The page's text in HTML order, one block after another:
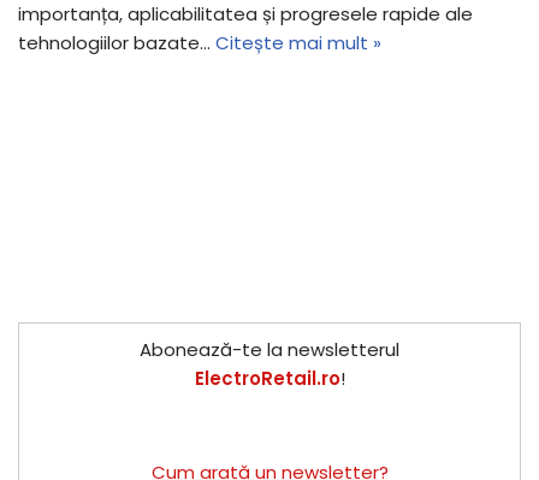
importanța, aplicabilitatea și progresele rapide ale
tehnologiilor bazate… Citește mai mult »
Abonează-te la newsletterul
ElectroRetail.ro!
Cum arată un newsletter?